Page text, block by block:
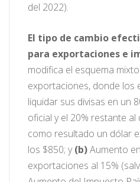
del 2022).
El tipo de cambio
para exportaciones e
modifica el esquema
exportaciones, donde los
liquidar sus divisas en un
oficial y el 20% restante
como resultado un dólar
los $850; y(b)Aumento
exportaciones al 15%